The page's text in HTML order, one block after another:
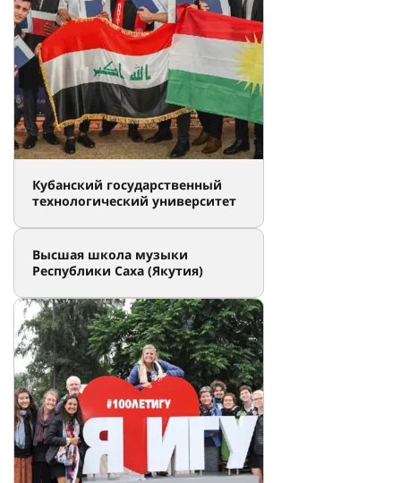
Кубанский государственный
технологический университет
Высшая школа музыки
Республики Саха (Якутия)